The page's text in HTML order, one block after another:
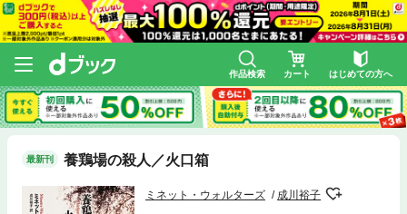
作品検索 カート はじめての方へ
最新刊 養鶏場の殺人／火口箱
ミネット・ウォルターズ 成川裕子